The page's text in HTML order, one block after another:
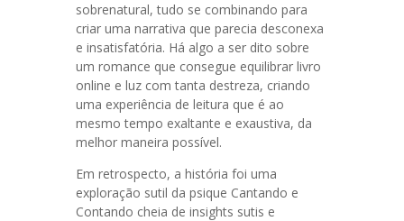
sobrenatural, tudo se combinando para
criar uma narrativa que parecia desconexa
e insatisfatória. Há algo a ser dito sobre
um romance que consegue equilibrar livro
online e luz com tanta destreza, criando
uma experiência de leitura que é ao
mesmo tempo exaltante e exaustiva, da
melhor maneira possível.
Em retrospecto, a história foi uma
exploração sutil da psique Cantando e
Contando cheia de insights sutis e